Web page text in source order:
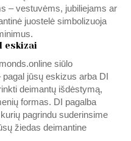
– vestuvėms, jubiliejams ar
juostelė simbolizuoja
eskizai
siūlo
jūsų eskizus arba DI
deimantų išdėstymą,
formas. DI pagalba
pagrindu suderinsime
žiedas deimantine